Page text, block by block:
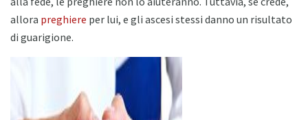
allora preghiere per lui, e gli ascesi stessi danno un risultato
di guarigione.